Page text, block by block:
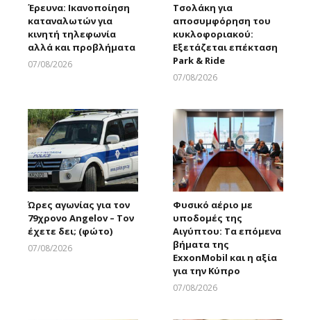
Έρευνα: Ικανοποίηση
καταναλωτών για
κινητή τηλεφωνία
αλλά και προβλήματα
07/08/2026
Τσολάκη για
αποσυμφόρηση του
κυκλοφοριακού:
Εξετάζεται επέκταση
Park & Ride
07/08/2026
Ώρες αγωνίας για τον
79χρονο Angelov – Τον
έχετε δει; (φώτο)
07/08/2026
Φυσικό αέριο με
υποδομές της
Αιγύπτου: Τα επόμενα
βήματα της
ExxonMobil και η αξία
για την Κύπρο
07/08/2026